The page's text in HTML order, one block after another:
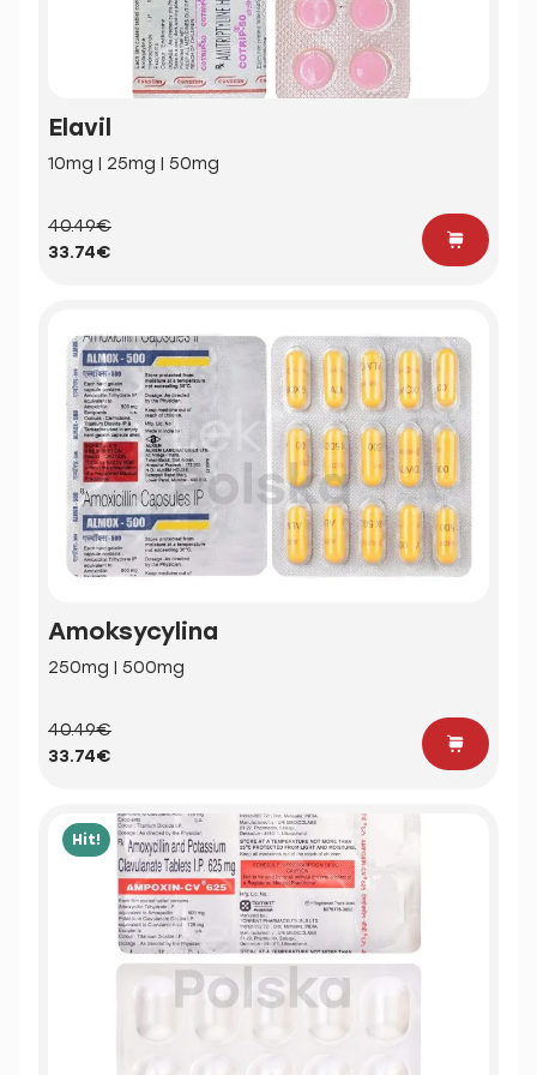
Elavil
10mg | 25mg | 50mg
40.49€
33.74€
Amoksycylina
250mg | 500mg
40.49€
33.74€
Hit!